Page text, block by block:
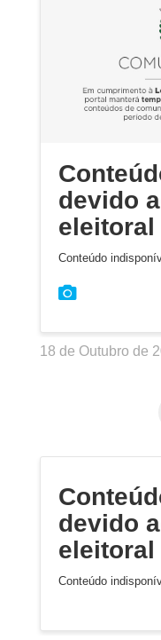
devido
eleitoral
Conteúdo
18 de Outubro de
devido
eleitoral
Conteúdo